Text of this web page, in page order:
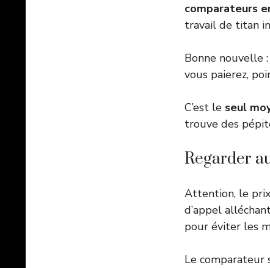
comparateurs
travail de titan
Bonne nouvelle
vous paierez,
C’est le seul
trouve des
Regarder
Attention, le
d’appel
pour éviter les
Le comparateur